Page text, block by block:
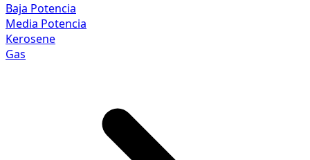
Baja Potencia
Media Potencia
Kerosene
Gas